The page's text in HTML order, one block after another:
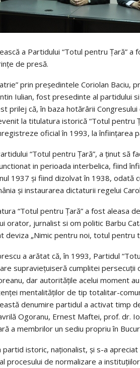
a Partidului “Totul pentru Țară”
de presă.
prin președintele Coriolan Baciu,
Iulian, fost presedinte al partidului
prilej că, în baza hotărârii
la titulatura istorică “Totul pentru
oficial în 1993, la înființarea
“Totul pentru Țară”, a ținut să
in perioada interbelica, fiind
1937 și fiind dizolvat în 1938, odată
și instaurarea dictaturii regelui
“Totul pentru Țară” a fost aleasa
orator, jurnalist si om politic Barbu
deviza „Nimic pentru noi, totul pentru
a arătat că, în 1993, Partidul
supraviețuiseră cumplitei persecuții
dar autoritățile acelui moment
mentalităților de tip totalitar-
denumire partidul a activat timp
Ogoranu, Ernest Maftei, prof. dr.
a membrilor un sediu propriu în
istoric, naționalist, și s-a
procesului de normalizare a